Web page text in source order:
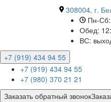
308004, г.
Пн-
Обед:
ВС:
+7 (919) 434 94 55
+7 (919) 434 94 55
+7 (980) 370 21 21
Заказать обратный звонок